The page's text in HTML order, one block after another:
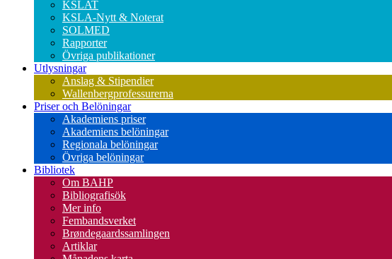
KSLAT
KSLA-Nytt & Noterat
SOLMED
Rapporter
Övriga publikationer
Utlysningar
Anslag & Stipendier
Wallenbergprofessurerna
Priser och Belöningar
Akademiens priser
Akademiens belöningar
Regionala belöningar
Övriga belöningar
Bibliotek
Om BAHP
Bibliografisök
Mer info
Fembandsverket
Brøndegaardssamlingen
Artiklar